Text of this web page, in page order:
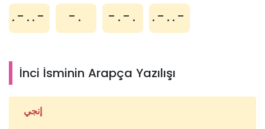
.-..- -. -.-. .-..-
İnci İsminin Arapça Yazılışı
إنجي